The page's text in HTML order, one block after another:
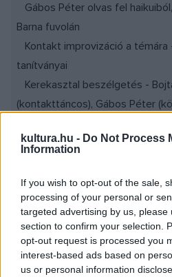
kultura.hu - Do Not Process
Information
If you wish to opt-out of the sale,
processing of your personal or
targeted advertising by us, please
section to confirm your selection.
opt-out request is processed you
interest-based ads based on
us or personal information
Gábos Péter olvas fel
Barna fuvolán
Kontakt improvizáció a témára
tanítványai
Kerekasztal beszélgetés -
(kontakttáncos), Gábos Péter
(kényelmes, laza öltözék
A rendezvény Tóth Árpád
kiállításához kapcsolódik.